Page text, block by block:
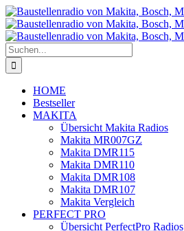
Zum
Inhalt
springen
Suche
nach:
HOME
Bestseller
MAKITA
Übersicht Makita Radios
Makita MR007GZ
Makita DMR115
Makita DMR110
Makita DMR108
Makita DMR107
Makita Vergleich
PERFECT PRO
Übersicht PerfectPro Radios